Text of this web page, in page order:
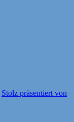
Stolz präsentiert von